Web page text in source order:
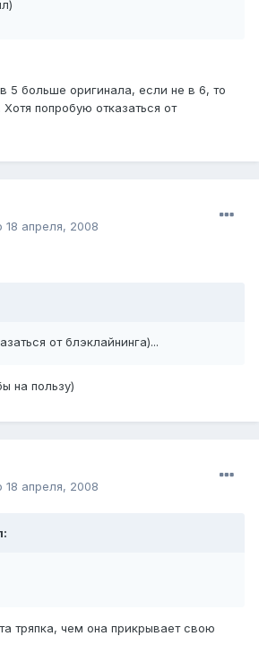
5 больше оригинала, если не в 6, то
попробую отказаться от
18 апреля, 2008
от блэклайнинга)...
на пользу)
18 апреля, 2008
тряпка, чем она прикрывает свою